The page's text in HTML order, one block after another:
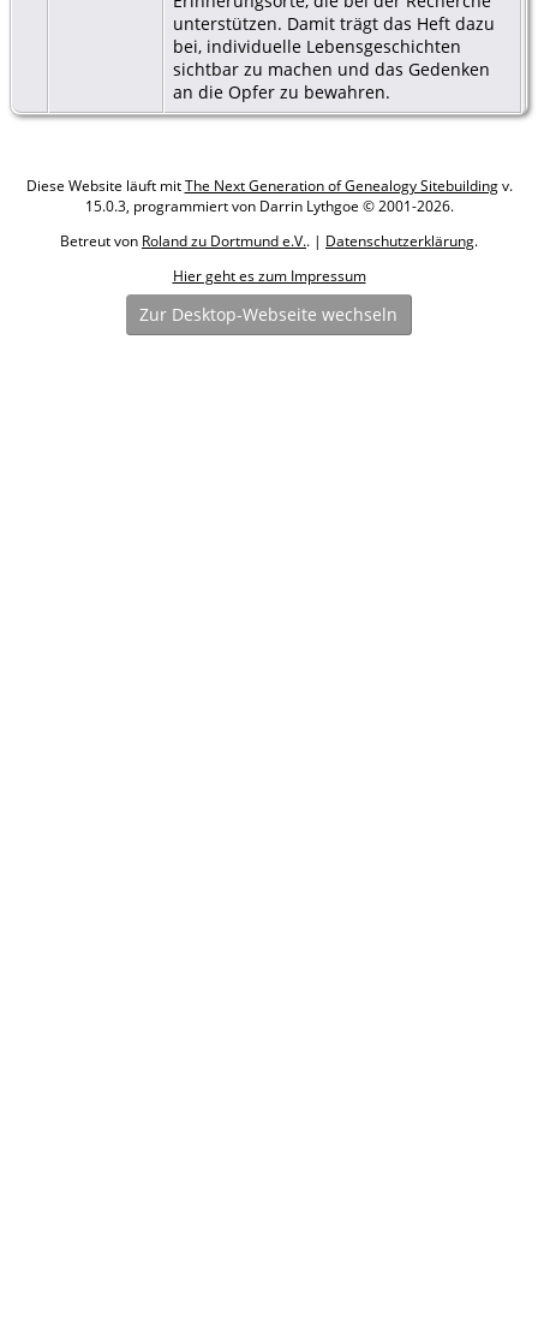
unterstützen. Damit trägt das Heft dazu
bei, individuelle Lebensgeschichten
sichtbar zu machen und das Gedenken
an die Opfer zu bewahren.
Diese Website läuft mitThe Next Generation of Genealogy Sitebuildingv.
15.0.3, programmiert von Darrin Lythgoe © 2001-2026.
Betreut von Roland zu Dortmund e.V.. | Datenschutzerklärung.
Hier geht es zum Impressum
Zur Desktop-Webseite wechseln